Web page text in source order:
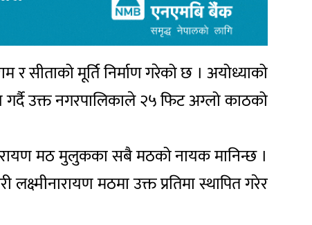
सीताको मूर्ति निर्माण गरेको छ । अयोध्याको
गर्दै उक्त नगरपालिकाले २५ फिट अग्लो काठको
मठ मुलुकका सबै मठको नायक मानिन्छ ।
लक्ष्मीनारायण मठमा उक्त प्रतिमा स्थापित गरेर